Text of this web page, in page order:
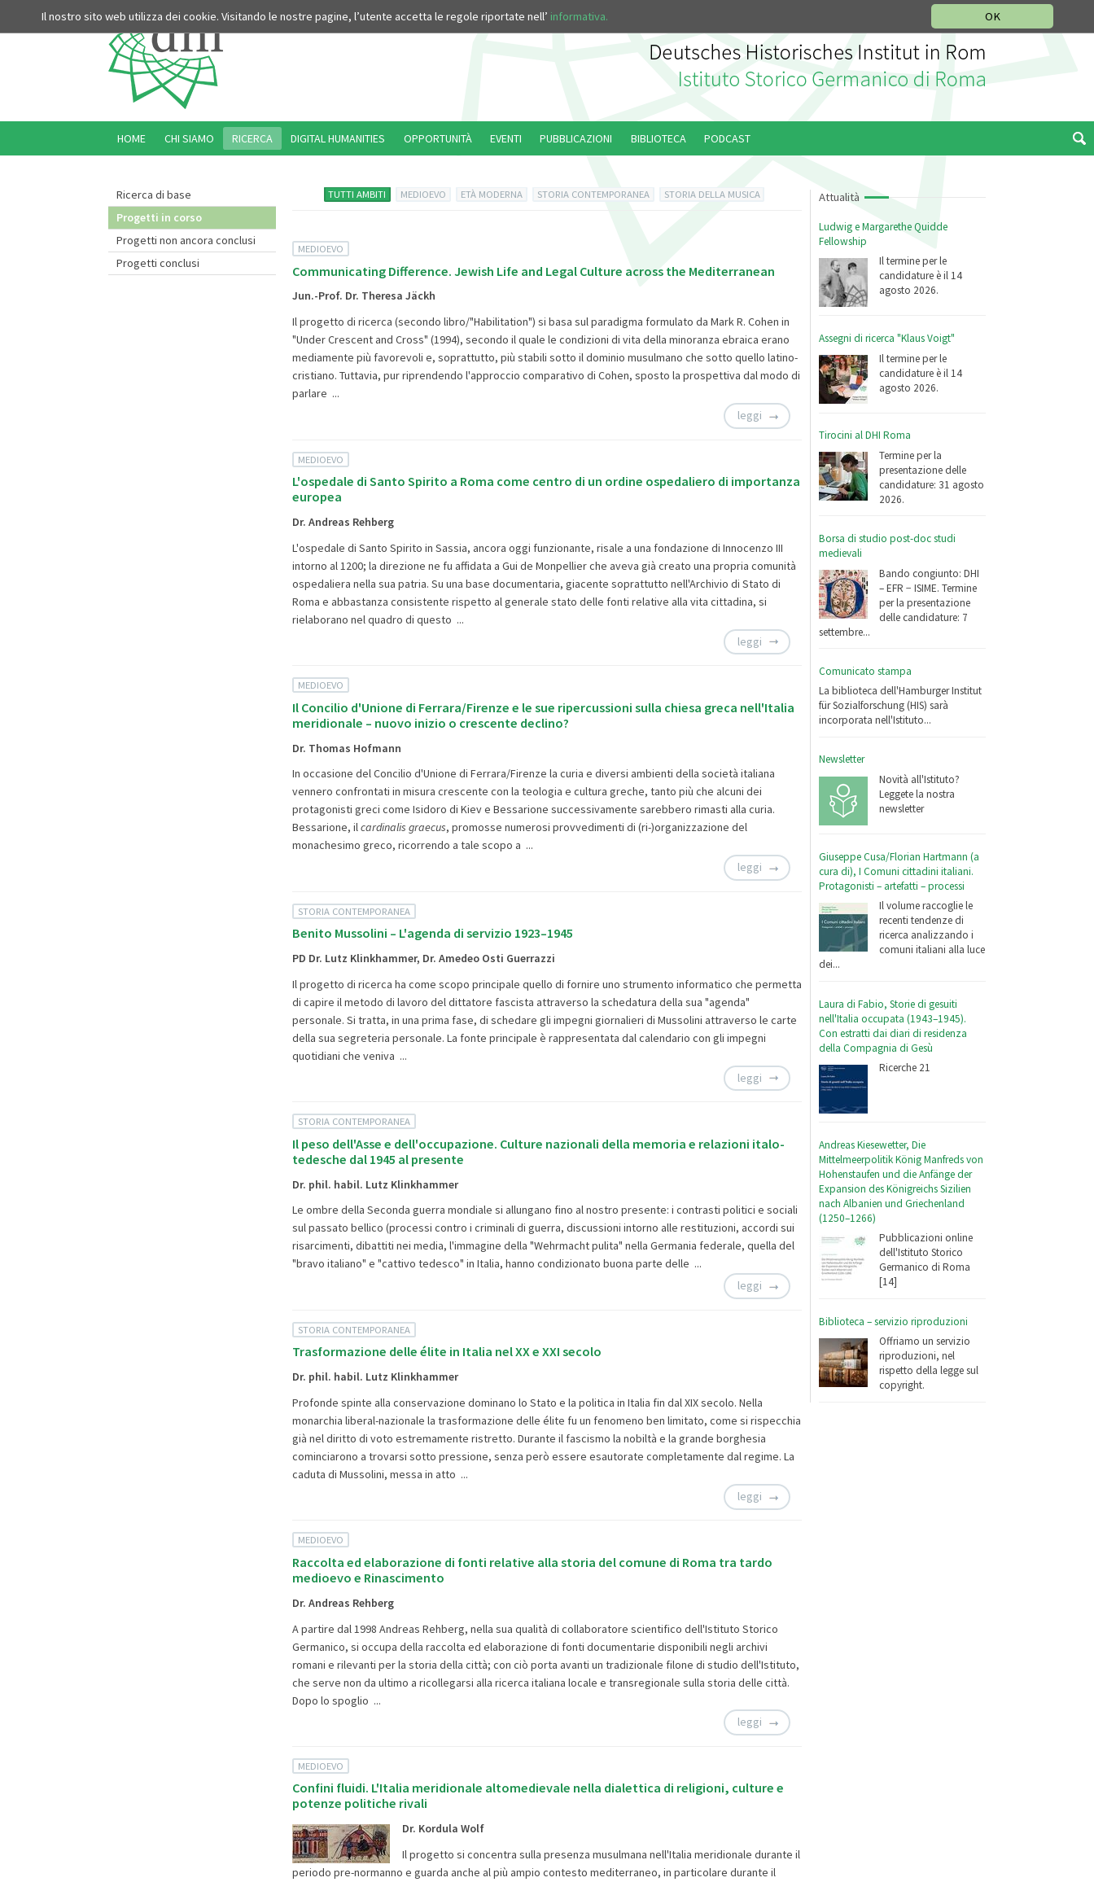
OK
Il nostro sito web utilizza dei cookie. Visitando le nostre pagine, l’utente accetta le regole riportate nell’ informativa.
Ricerca di base
Progetti in corso
Progetti non ancora conclusi
Progetti conclusi
Attualità
Ludwig e Margarethe Quidde
Fellowship
Il termine per le
candidature è il 14
agosto 2026.
Assegni di ricerca "Klaus Voigt"
Il termine per le
candidature è il 14
agosto 2026.
Tirocini al DHI Roma
Termine per la
presentazione delle
candidature: 31 agosto
2026.
Borsa di studio post-doc studi
medievali
Bando congiunto: DHI
– EFR − ISIME. Termine
per la presentazione
delle candidature: 7
settembre...
Comunicato stampa
La biblioteca dell'Hamburger Institut
für Sozialforschung (HIS) sarà
incorporata nell'Istituto...
Newsletter
Novità all'Istituto?
Leggete la nostra
newsletter
Giuseppe Cusa/Florian Hartmann (a
cura di), I Comuni cittadini italiani.
Protagonisti – artefatti – processi
Il volume raccoglie le
recenti tendenze di
ricerca analizzando i
comuni italiani alla luce
dei...
Laura di Fabio, Storie di gesuiti
nell'Italia occupata (1943–1945).
Con estratti dai diari di residenza
della Compagnia di Gesù
Ricerche 21
Andreas Kiesewetter, Die
Mittelmeerpolitik König Manfreds von
Hohenstaufen und die Anfänge der
Expansion des Königreichs Sizilien
nach Albanien und Griechenland
(1250–1266)
Pubblicazioni online
dell'Istituto Storico
Germanico di Roma
[14]
Biblioteca – servizio riproduzioni
Offriamo un servizio
riproduzioni, nel
rispetto della legge sul
copyright.
TUTTI AMBITI MEDIOEVO ETÀ MODERNA STORIA CONTEMPORANEA STORIA DELLA MUSICA
MEDIOEVO
Communicating Difference. Jewish Life and Legal Culture across the Mediterranean
Jun.-Prof. Dr. Theresa Jäckh
Il progetto di ricerca (secondo libro/"Habilitation") si basa sul paradigma formulato da Mark R. Cohen in
"Under Crescent and Cross" (1994), secondo il quale le condizioni di vita della minoranza ebraica erano
mediamente più favorevoli e, soprattutto, più stabili sotto il dominio musulmano che sotto quello latino-
cristiano. Tuttavia, pur riprendendo l'approccio comparativo di Cohen, sposto la prospettiva dal modo di
parlare ...
leggi
MEDIOEVO
L'ospedale di Santo Spirito a Roma come centro di un ordine ospedaliero di importanza
europea
Dr. Andreas Rehberg
L'ospedale di Santo Spirito in Sassia, ancora oggi funzionante, risale a una fondazione di Innocenzo III
intorno al 1200; la direzione ne fu affidata a Gui de Monpellier che aveva già creato una propria comunità
ospedaliera nella sua patria. Su una base documentaria, giacente soprattutto nell'Archivio di Stato di
Roma e abbastanza consistente rispetto al generale stato delle fonti relative alla vita cittadina, si
rielaborano nel quadro di questo ...
leggi
MEDIOEVO
Il Concilio d'Unione di Ferrara/Firenze e le sue ripercussioni sulla chiesa greca nell'Italia
meridionale – nuovo inizio o crescente declino?
Dr. Thomas Hofmann
In occasione del Concilio d'Unione di Ferrara/Firenze la curia e diversi ambienti della società italiana
vennero confrontati in misura crescente con la teologia e cultura greche, tanto più che alcuni dei
protagonisti greci come Isidoro di Kiev e Bessarione successivamente sarebbero rimasti alla curia.
Bessarione, ilcardinalis graecus, promosse numerosi provvedimenti di (ri-)organizzazione del
monachesimo greco, ricorrendo a tale scopo a ...
leggi
STORIA CONTEMPORANEA
Benito Mussolini – L'agenda di servizio 1923–1945
PD Dr. Lutz Klinkhammer, Dr. Amedeo Osti Guerrazzi
Il progetto di ricerca ha come scopo principale quello di fornire uno strumento informatico che permetta
di capire il metodo di lavoro del dittatore fascista attraverso la schedatura della sua "agenda"
personale. Si tratta, in una prima fase, di schedare gli impegni giornalieri di Mussolini attraverso le carte
della sua segreteria personale. La fonte principale è rappresentata dal calendario con gli impegni
quotidiani che veniva ...
leggi
STORIA CONTEMPORANEA
Il peso dell'Asse e dell'occupazione. Culture nazionali della memoria e relazioni italo-
tedesche dal 1945 al presente
Dr. phil. habil. Lutz Klinkhammer
Le ombre della Seconda guerra mondiale si allungano fino al nostro presente: i contrasti politici e sociali
sul passato bellico (processi contro i criminali di guerra, discussioni intorno alle restituzioni, accordi sui
risarcimenti, dibattiti nei media, l'immagine della "Wehrmacht pulita" nella Germania federale, quella del
"bravo italiano" e "cattivo tedesco" in Italia, hanno condizionato buona parte delle ...
leggi
STORIA CONTEMPORANEA
Trasformazione delle élite in Italia nel XX e XXI secolo
Dr. phil. habil. Lutz Klinkhammer
Profonde spinte alla conservazione dominano lo Stato e la politica in Italia fin dal XIX secolo. Nella
monarchia liberal-nazionale la trasformazione delle élite fu un fenomeno ben limitato, come si rispecchia
già nel diritto di voto estremamente ristretto. Durante il fascismo la nobiltà e la grande borghesia
cominciarono a trovarsi sotto pressione, senza però essere esautorate completamente dal regime. La
caduta di Mussolini, messa in atto ...
leggi
MEDIOEVO
Raccolta ed elaborazione di fonti relative alla storia del comune di Roma tra tardo
medioevo e Rinascimento
Dr. Andreas Rehberg
A partire dal 1998 Andreas Rehberg, nella sua qualità di collaboratore scientifico dell'Istituto Storico
Germanico, si occupa della raccolta ed elaborazione di fonti documentarie disponibili negli archivi
romani e rilevanti per la storia della città; con ciò porta avanti un tradizionale filone di studio dell'Istituto,
che serve non da ultimo a ricollegarsi alla ricerca italiana locale e transregionale sulla storia delle città.
Dopo lo spoglio ...
leggi
MEDIOEVO
Confini fluidi. L'Italia meridionale altomedievale nella dialettica di religioni, culture e
potenze politiche rivali
Dr. Kordula Wolf
Il progetto si concentra sulla presenza musulmana nell'Italia meridionale durante il
periodo pre-normanno e guarda anche al più ampio contesto mediterraneo, in particolare durante il
HOME CHI SIAMO RICERCA DIGITAL HUMANITIES OPPORTUNITÀ EVENTI PUBBLICAZIONI BIBLIOTECA PODCAST